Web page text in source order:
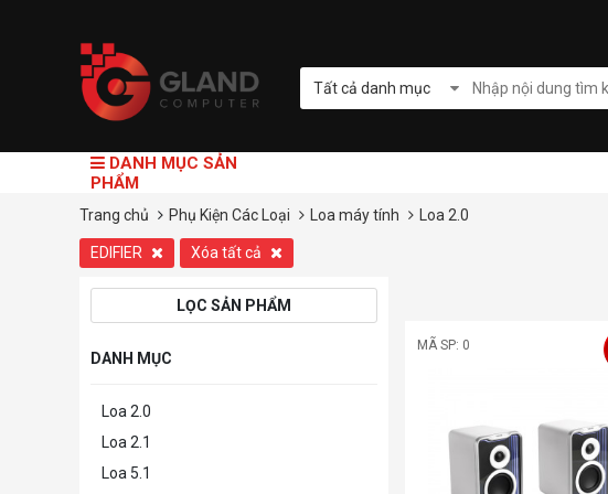
Tất cả danh mục
DANH MỤC SẢN
PHẨM
Trang chủ Phụ Kiện Các Loại Loa máy tính Loa 2.0
EDIFIER Xóa tất cả
LỌC SẢN PHẨM
DANH MỤC
Loa 2.0
Loa 2.1
Loa 5.1
MÃ SP: 0